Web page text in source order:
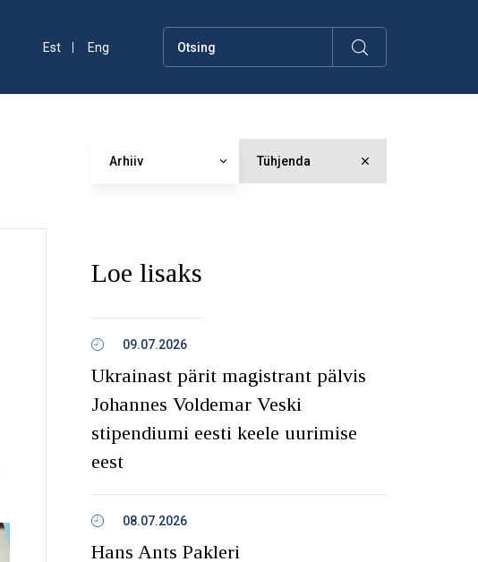
Est Eng
Arhiiv Tühjenda
Loe lisaks
09.07.2026
Ukrainast pärit magistrant pälvis
Johannes Voldemar Veski
stipendiumi eesti keele uurimise
eest
08.07.2026
Hans Ants Pakleri